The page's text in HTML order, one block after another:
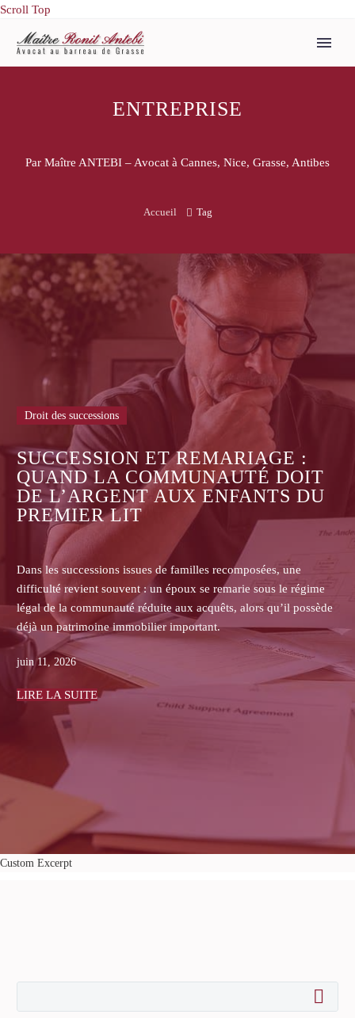
Scroll Top
ENTREPRISE
Par Maître ANTEBI – Avocat à Cannes, Nice, Grasse, Antibes
Accueil Tag
:
DOIT
ENFANTS DU
recomposées, une
se remarie sous le régime
acquêts, alors qu’il possède
Droit des successions
ASSURANCE-
LES
DE
CONTRATS
BÉNÉFICIAIRES
Dans les successions, les
assurance-vie se heurtent
transmettre le contrat, la
primes ou les pièces de gestion.
LIRE LA SUITE
Custom Excerpt